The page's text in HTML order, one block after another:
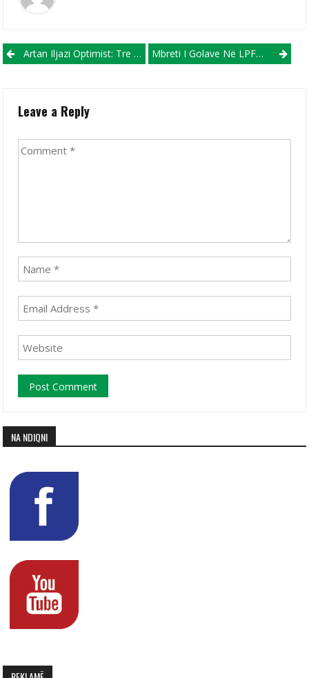
Post navigation
Artan Iljazi Optimist: Tre Pikët Mbesin Në Çair Mbreti I Golave Në LPFMV, Besart Ibraimi Flet Për Tejkalimin E Shifrës Prej 200 Golave Dhe Ndeshjen Me Gostivarin
Leave a Reply
NA NDIQNI